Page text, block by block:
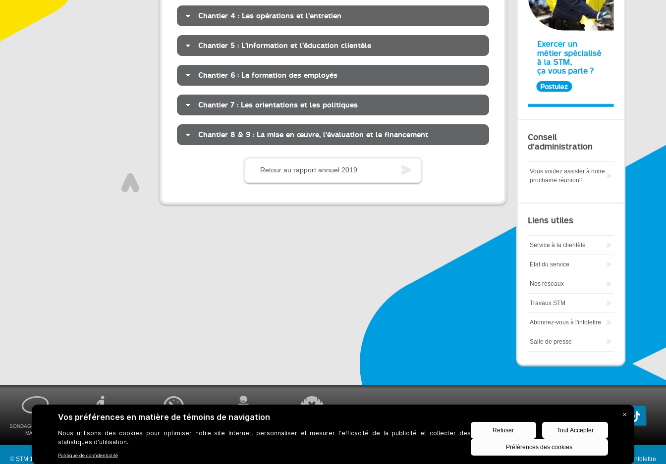
Chantier 4 : Les opérations et l'entretien
Chantier 5 : L'information et l'éducation clientèle
Chantier 6 : La formation des employés
Chantier 7 : Les orientations et les politiques
Chantier 8 & 9 : La mise en œuvre, l'évaluation et le financement
Retour au rapport annuel 2019
Conseil
d’administration
Vous voulez assister à notre
prochaine réunion?
Liens utiles
Service à la clientèle
État du service
Nos réseaux
Travaux STM
Abonnez-vous à l'infolettre
Salle de presse
SONDAGES MA VOIX
MA STM
UNIVERSELLE
VOS HORAIRES DE BUS
CLIENTÈLE
© STM 1997-2026 Réseau bus Réseau métro Découvrez notre infolettre